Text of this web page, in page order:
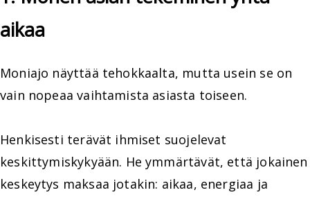
aikaa
Moniajo näyttää tehokkaalta, mutta usein se on
vain nopeaa vaihtamista asiasta toiseen.
Henkisesti terävät ihmiset suojelevat
keskittymiskykyään. He ymmärtävät, että jokainen
keskeytys maksaa jotakin: aikaa, energiaa ja